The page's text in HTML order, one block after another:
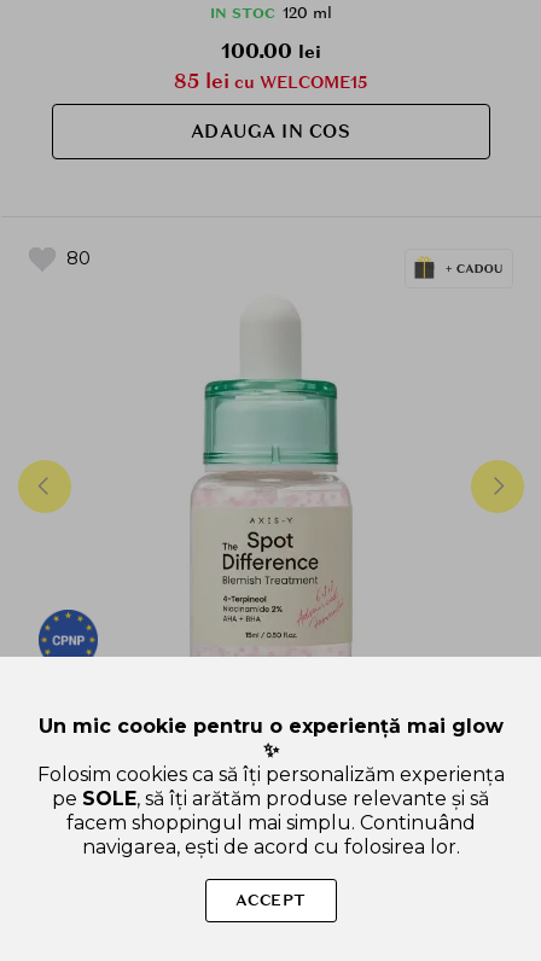
IN STOC 120 ml
100.00 lei
85 lei cu WELCOME15
ADAUGA IN COS
80
AXIS-Y
AXIS-Y Spot The Difference - gel de fata formulat cu
extract de arbore de ceai si 4-Terpineol, care
contribuie la diminuarea imperfectiunilor si a
eruptiilor cutanate si la metinerea barierei naturale
a pielii - 15 ml
96 de review-uri
IN STOC 15 ml
120.00lei
Un mic cookie pentru o experiență mai glow
✨
Folosim cookies ca să îți personalizăm experiența
pe SOLE, să îți arătăm produse relevante și să
facem shoppingul mai simplu. Continuând
navigarea, ești de acord cu folosirea lor.
ACCEPT